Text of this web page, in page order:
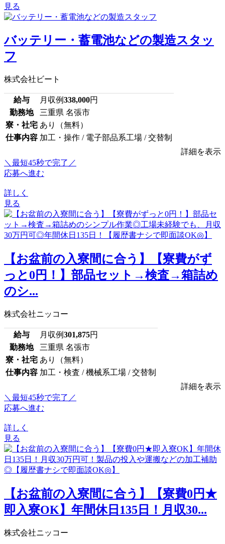
見る
バッテリー・蓄電池などの製造スタッ
フ
株式会社ビート
給与 月収例338,000円
勤務地
三重県 名張市
寮・社宅 あり（無料）
仕事内容 加工・操作 / 電子部品系工場 / 交替制
詳細を表示
＼最短45秒で完了／
応募へ進む
詳しく
見る
【お盆前の入寮間に合う】【寮費がず
っと0円！】部品セット→検査→箱詰め
のシ...
株式会社ニッコー
給与 月収例301,875円
勤務地
三重県 名張市
寮・社宅 あり（無料）
仕事内容 加工・検査 / 機械系工場 / 交替制
詳細を表示
＼最短45秒で完了／
応募へ進む
詳しく
見る
【お盆前の入寮間に合う】【寮費0円★
即入寮OK】年間休日135日！月収30...
株式会社ニッコー